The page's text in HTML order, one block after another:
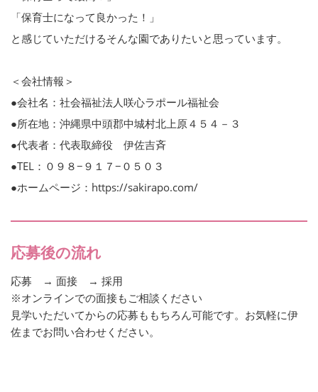
「保育士になって良かった！」
と感じていただけるそんな園でありたいと思っています。
＜会社情報＞
●会社名：社会福祉法人咲心ラポール福祉会
●所在地：沖縄県中頭郡中城村北上原４５４－３
●代表者：代表取締役 伊佐吉斉
●TEL：０９８−９１７−０５０３
●ホームページ：https://sakirapo.com/
応募後の流れ
応募 → 面接 → 採用
※オンラインでの面接もご相談ください
見学いただいてからの応募ももちろん可能です。お気軽に伊
佐までお問い合わせください。